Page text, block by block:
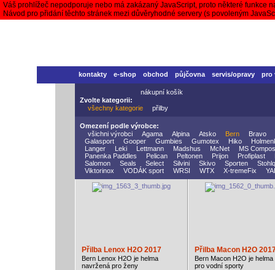
Váš prohlížeč nepodporuje nebo má zakázaný JavaScript, proto některé funkce
Návod pro přidání těchto stránek mezi důvěryhodné servery (s povoleným
kontakty e-shop obchod půjčovna servis/opravy pro
nákupní košík
Zvolte kategorii:
všechny kategorie
přilby
Omezení podle výrobce:
všichni výrobci
Agama Alpina Atsko Bern
Bravo
Galasport
Gooper Gumbies Gumotex Hiko
Langer
Leki Lettmann Madshus McNet
MS
Panenka Paddles
Pelican Peltonen Prijon Profiplast
Salomon
Seals Select Silvini Skivo Sporten
Viktorinox
VODÁK sport WRSI WTX X-tremeFix
Přilba Lenox H2O 2017
Bern Lenox H2O je helma
navržená pro ženy
Přilba Macon H2O
Bern Macon H2O je helma
pro vodní sporty